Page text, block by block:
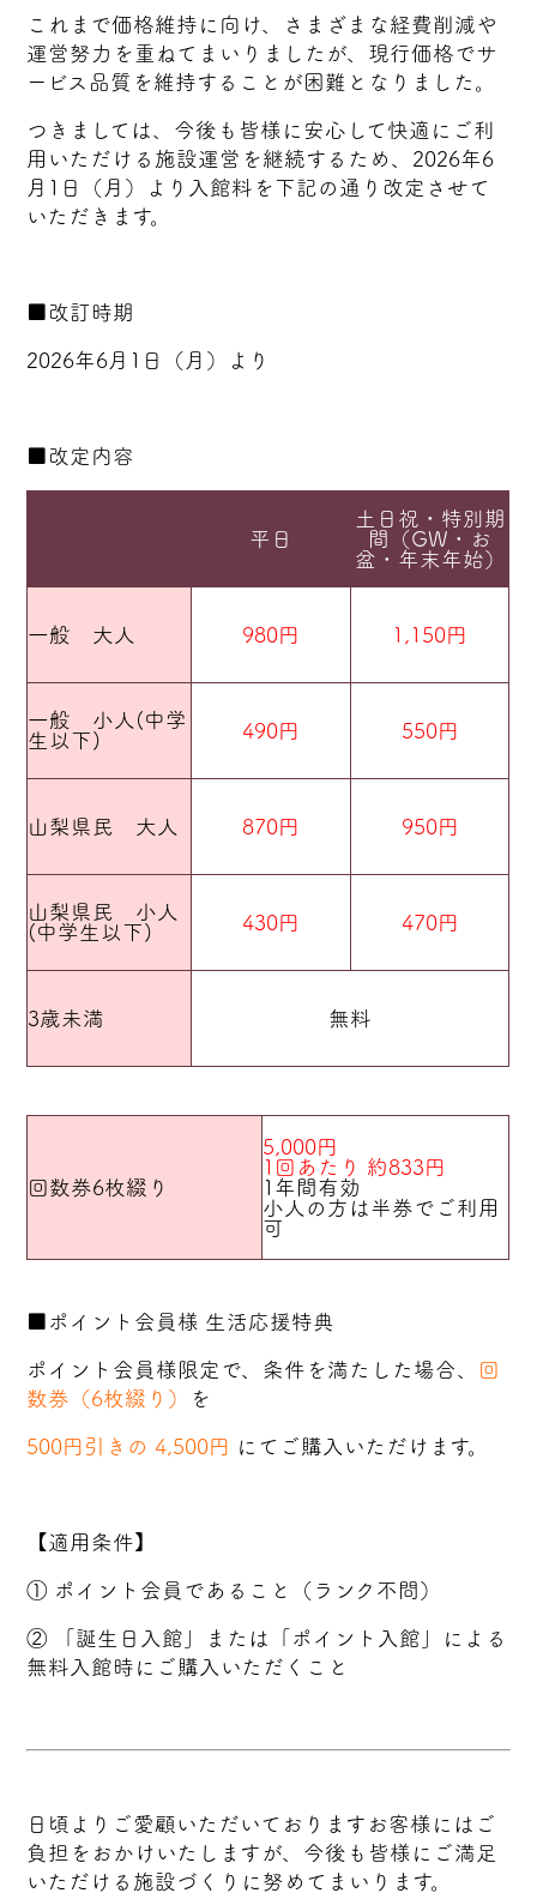
これまで価格維持に向け、さまざまな経費削減や
運営努力を重ねてまいりましたが、現行価格でサ
ービス品質を維持することが困難となりました。
つきましては、今後も皆様に安心して快適にご利
用いただける施設運営を継続するため、2026年6
月1日（月）より入館料を下記の通り改定させて
いただきます。
■改訂時期
2026年6月1日（月）より
■改定内容
平日
土日祝・特別期
間（GW・お
盆・年末年始）
一般 大人 980円 1,150円
一般 小人(中学
生以下)
490円 550円
山梨県民 大人 870円 950円
山梨県民 小人
(中学生以下)
430円 470円
3歳未満 無料
回数券6枚綴り
5,000円
1回あたり 約833円
1年間有効
小人の方は半券でご利用
可
■ポイント会員様 生活応援特典
ポイント会員様限定で、条件を満たした場合、 回
数券（6枚綴り）
を
500円引きの 4,500円 にてご購入いただけます。
【適用条件】
① ポイント会員であること（ランク不問）
② 「誕生日入館」または「ポイント入館」による
無料入館時にご購入いただくこと
日頃よりご愛顧いただいておりますお客様にはご
負担をおかけいたしますが、今後も皆様にご満足
いただける施設づくりに努めてまいります。